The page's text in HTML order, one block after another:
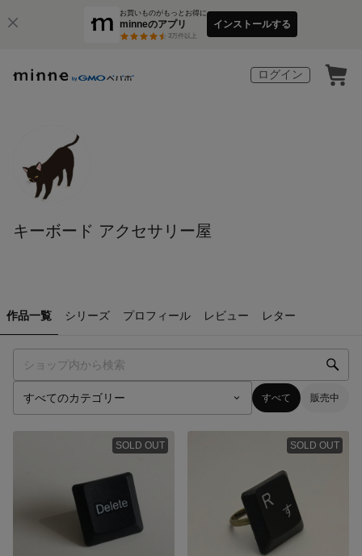
お買いものがもっとお得に
minneのアプリ
3万件以上
インストールする
ログイン
キーボード アクセサリー屋
作品一覧 シリーズ プロフィール レビュー レター
すべて 販売中
SOLD OUT SOLD OUT